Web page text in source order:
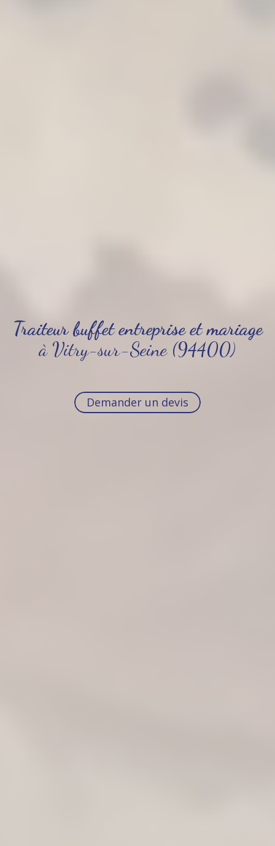
Traiteur buffet entreprise et mariage
à Vitry-sur-Seine (94400)
Demander un devis